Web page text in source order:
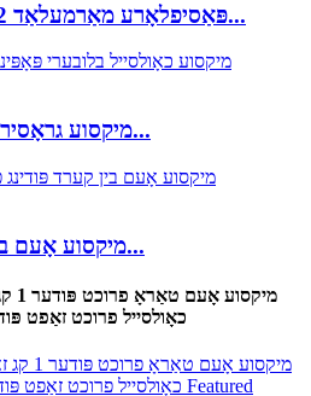
OEM פּאַסיפלאָרע מאַרמעלאַד 1.2 ק"ג...
מיקסוע גראָסירער בלויַבערי פּ...
מיקסוע אָעם בין קערד פּודינג...
כאָולסייל פרוכט זאַפט